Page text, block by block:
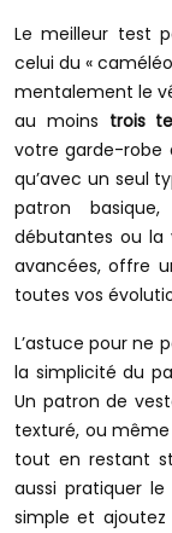
Le meilleur test
celui du «
mentalement le
au moins trois
votre garde-robe
qu’avec un seul
patron
débutantes ou la
avancées, offre
toutes vos
L’astuce pour ne
la simplicité du
Un patron de
texturé, ou
tout en restant
aussi pratiquer
simple et